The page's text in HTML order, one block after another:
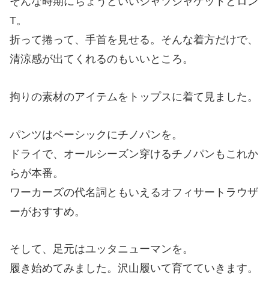
T。
折って捲って、手首を見せる。そんな着方だけで、
清涼感が出てくれるのもいいところ。
拘りの素材のアイテムをトップスに着て見ました。
パンツはベーシックにチノパンを。
ドライで、オールシーズン穿けるチノパンもこれか
らが本番。
ワーカーズの代名詞ともいえるオフィサートラウザ
ーがおすすめ。
そして、足元はユッタニューマンを。
履き始めてみました。沢山履いて育てていきます。